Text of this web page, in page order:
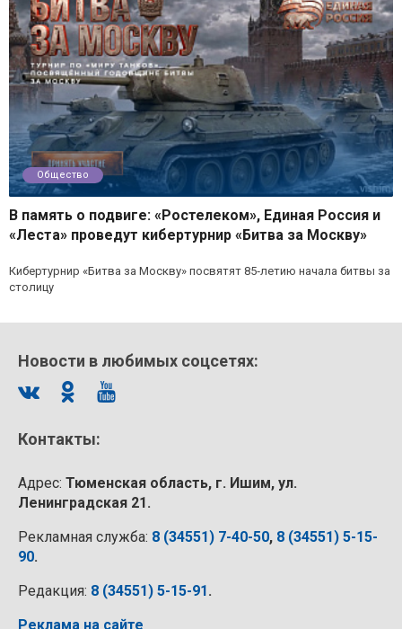
Общество
В память о подвиге: «Ростелеком», Единая Россия и
«Леста» проведут кибертурнир «Битва за Москву»
Кибертурнир «Битва за Москву» посвятят 85‑летию начала битвы за
столицу
Новости в любимых соцсетях:
Контакты:
Адрес: Тюменская область, г. Ишим, ул.
Ленинградская 21.
Рекламная служба: 8 (34551) 7-40-50, 8 (34551) 5-15-
90.
Редакция: 8 (34551) 5-15-91.
Реклама на сайте